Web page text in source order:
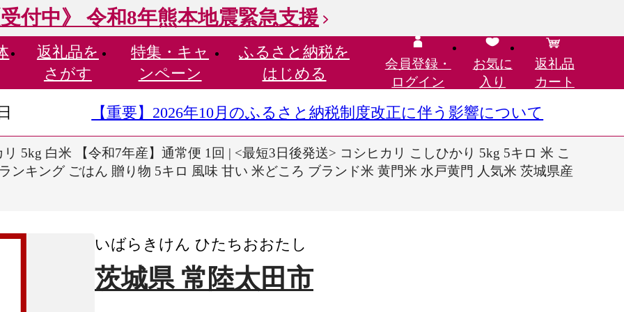
付中》 令和8年熊本地震緊急支援
返礼品を
さがす
特集・ キャ
ンペーン
ふるさと納税を
はじめる
会員登録・
ログイン
お気に
入り
返礼品
カート
【重要】2026年10月のふるさと納税制度改正に伴う影響について
5kg 白米 【令和7年産】通常便 1回 | <最短3日後発送> コシヒカリ こしひかり 5kg 5キロ 米 こ
ンキング ごはん 贈り物 5キロ 風味 甘い 米どころ ブランド米 黄門米 水戸黄門 人気米 茨城県産
いばらきけん ひたちおおたし
茨城県 常陸太田市